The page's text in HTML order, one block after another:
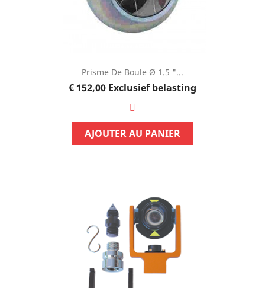
Prisme De Boule Ø 1.5 "...
Prijs
€ 152,00 Exclusief belasting
AJOUTER AU PANIER